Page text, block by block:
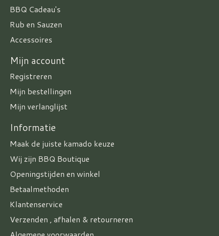
BBQ Cadeau's
Rub en Sauzen
Accessoires
Mijn account
Registreren
Mijn bestellingen
Mijn verlanglijst
Informatie
Maak de juiste kamado keuze
Wij zijn BBQ Boutique
Openingstijden en winkel
Betaalmethoden
Klantenservice
Verzenden , afhalen & retourneren